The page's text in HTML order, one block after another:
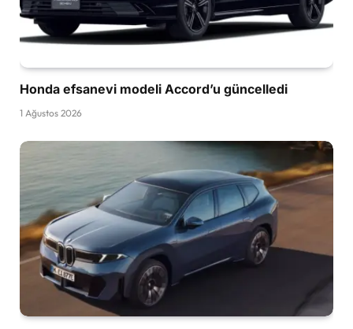
Honda efsanevi modeli Accord’u güncelledi
1 Ağustos 2026